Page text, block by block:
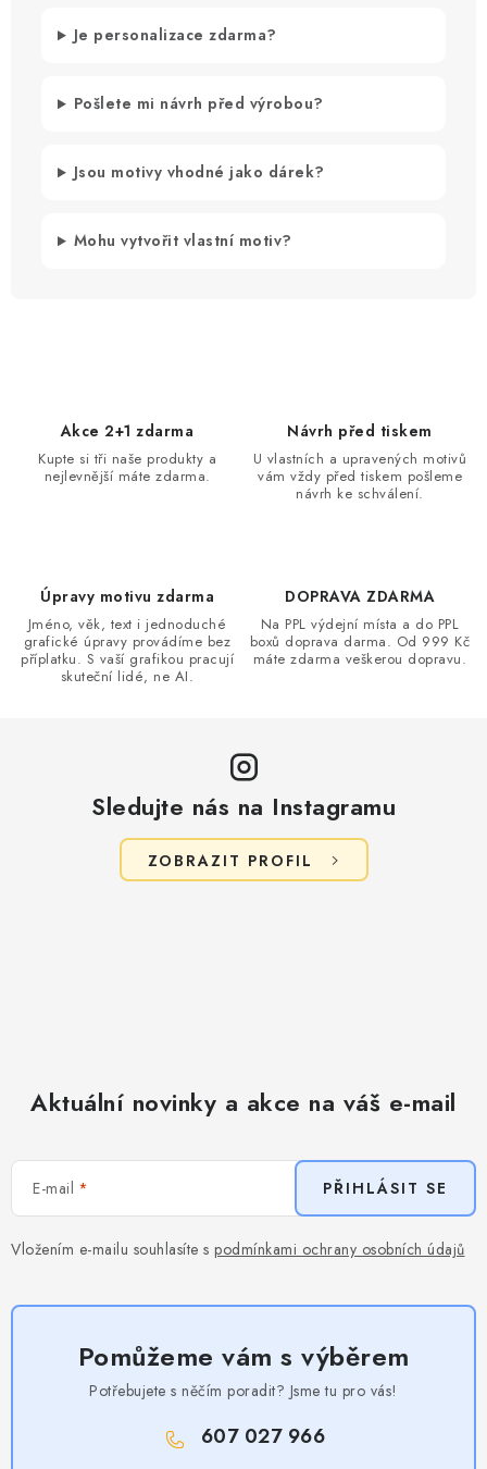
Je personalizace zdarma?
Pošlete mi návrh před výrobou?
Jsou motivy vhodné jako dárek?
Mohu vytvořit vlastní motiv?
Akce 2+1 zdarma
Kupte si tři naše produkty a
nejlevnější máte zdarma.
Návrh před tiskem
U vlastních a upravených motivů
vám vždy před tiskem pošleme
návrh ke schválení.
Úpravy motivu zdarma
Jméno, věk, text i jednoduché
grafické úpravy provádíme bez
příplatku. S vaší grafikou pracují
skuteční lidé, ne AI.
DOPRAVA ZDARMA
Na PPL výdejní místa a do PPL
boxů doprava darma. Od 999 Kč
máte zdarma veškerou dopravu.
Sledujte nás na Instagramu
ZOBRAZIT PROFIL
Aktuální novinky a akce na váš e-mail
E-mail
Vložením e-mailu souhlasíte s podmínkami ochrany osobních údajů
PŘIHLÁSIT SE
Pomůžeme vám s výběrem
Potřebujete s něčím poradit? Jsme tu pro vás!
607 027 966